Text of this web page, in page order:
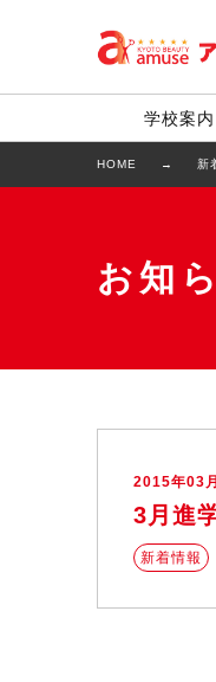
学校案内
HOME 新
お知
2015年03
3月進
新着情報